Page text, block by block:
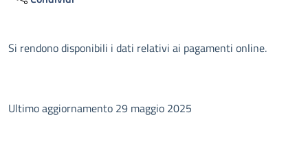
Descrizione
Si rendono disponibili i dati relativi ai pagamenti online.
Ultimo aggiornamento 29 maggio 2025